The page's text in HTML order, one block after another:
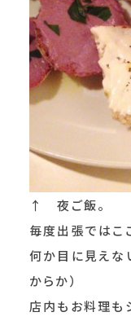
↑ 夜ご飯。
毎度出張ではこ
何か目に見えな
からか）
店内もお料理も